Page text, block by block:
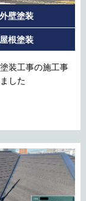
外壁塗装
屋根塗装
装工事の施工事
した